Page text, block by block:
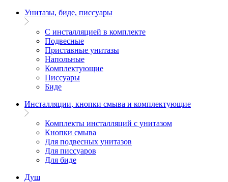
Унитазы, биде, писсуары
С инсталляцией в комплекте
Подвесные
Приставные унитазы
Напольные
Комплектующие
Писсуары
Биде
Инсталляции, кнопки смыва и комплектующие
Комплекты инсталляций с унитазом
Кнопки смыва
Для подвесных унитазов
Для писсуаров
Для биде
Душ